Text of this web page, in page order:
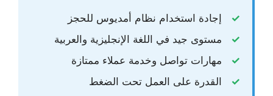
إجادة استخدام نظام أمديوس للحجز
مستوى جيد في اللغة الإنجليزية والعربية
مهارات تواصل وخدمة عملاء ممتازة
القدرة على العمل تحت الضغط